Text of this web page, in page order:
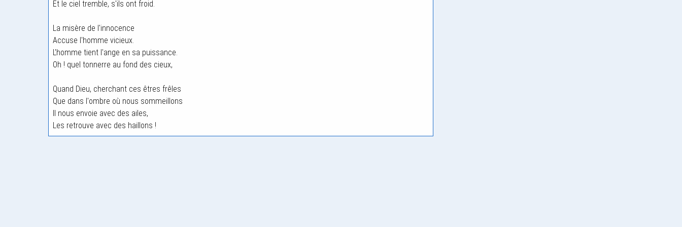
Et le ciel tremble, s'ils ont froid.
La misère de l'innocence
Accuse l'homme vicieux.
L'homme tient l'ange en sa puissance.
Oh ! quel tonnerre au fond des cieux,
Quand Dieu, cherchant ces êtres frêles
Que dans l'ombre où nous sommeillons
Il nous envoie avec des ailes,
Les retrouve avec des haillons !